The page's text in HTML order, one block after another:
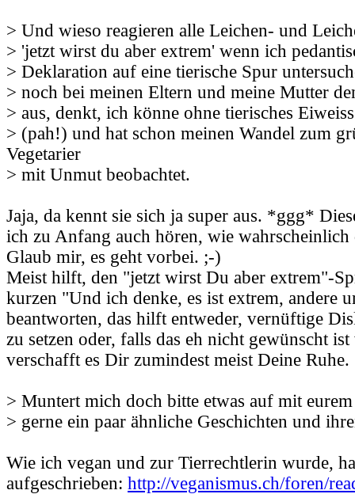
> Und wieso reagieren alle Leichen- und
> 'jetzt wirst du aber extrem' wenn ich
> Deklaration auf eine tierische Spur
> noch bei meinen Eltern und meine Mutter
> aus, denkt, ich könne ohne tierisches
> (pah!) und hat schon meinen Wandel zum
Vegetarier
> mit Unmut beobachtet.
Jaja, da kennt sie sich ja super aus. *ggg*
ich zu Anfang auch hören, wie wahrscheinlich
Glaub mir, es geht vorbei. ;-)
Meist hilft, den "jetzt wirst Du aber extrem"-
kurzen "Und ich denke, es ist extrem, andere
beantworten, das hilft entweder, vernüftige
zu setzen oder, falls das eh nicht gewünscht
verschafft es Dir zumindest meist Deine Ruhe.
> Muntert mich doch bitte etwas auf mit
> gerne ein paar ähnliche Geschichten und
Wie ich vegan und zur Tierrechtlerin wurde,
aufgeschrieben: http://veganismus.ch/foren/